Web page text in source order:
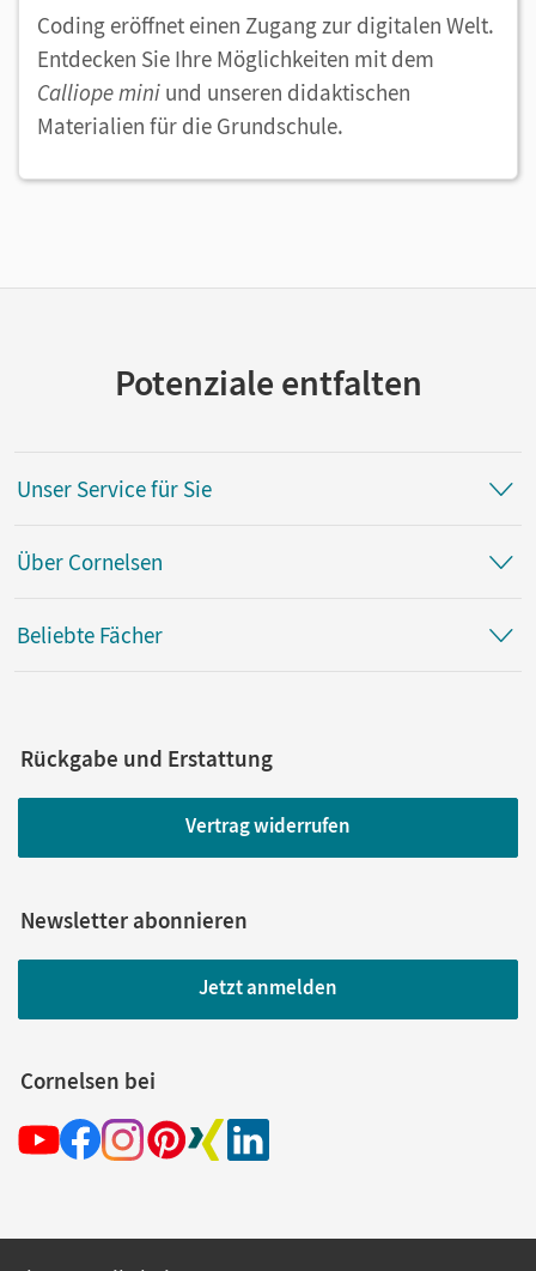
Coding eröffnet einen Zugang zur digitalen Welt.
Entdecken Sie Ihre Möglichkeiten mit dem
Calliope mini und unseren didaktischen
Materialien für die Grundschule.
Potenziale entfalten
Unser Service für Sie
Über Cornelsen
Beliebte Fächer
Rückgabe und Erstattung
Vertrag widerrufen
Newsletter abonnieren
Jetzt anmelden
Cornelsen bei